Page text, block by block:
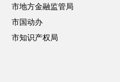
市地方金融监管局
市国动办
市知识产权局